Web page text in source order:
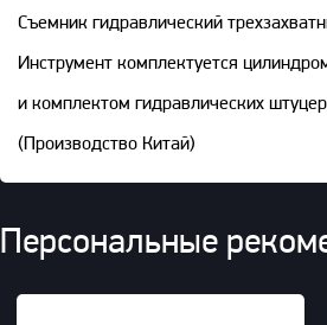
Съемник гидравлический
Инструмент комплектуется
и комплектом гидравлических
(Производство Китай)
Персональные